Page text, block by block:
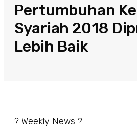
Pertumbuhan
Syariah 2018
Lebih Baik
? Weekly News ?